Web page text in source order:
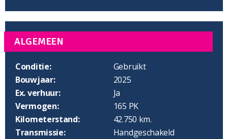
ALGEMEEN
Conditie:
Gebruikt
Bouwjaar:
2025
Ex. verhuur:
Ja
Vermogen:
165 PK
Kilometerstand:
42.750 km.
Transmissie:
Handgeschakeld